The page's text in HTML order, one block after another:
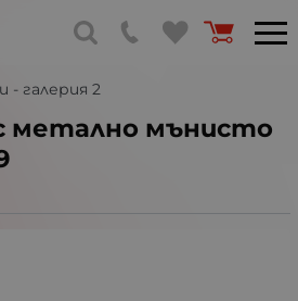
- галерия 2
метално мънисто